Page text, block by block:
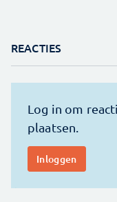
REACTIES